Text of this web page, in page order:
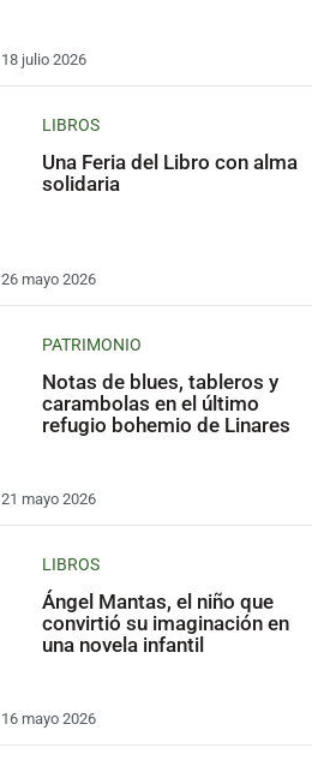
18 julio 2026
LIBROS
Una Feria del Libro con alma
solidaria
26 mayo 2026
PATRIMONIO
Notas de blues, tableros y
carambolas en el último
refugio bohemio de Linares
21 mayo 2026
LIBROS
Ángel Mantas, el niño que
convirtió su imaginación en
una novela infantil
16 mayo 2026